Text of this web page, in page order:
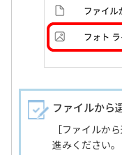
ファイルから
［ファイルか
進みください。